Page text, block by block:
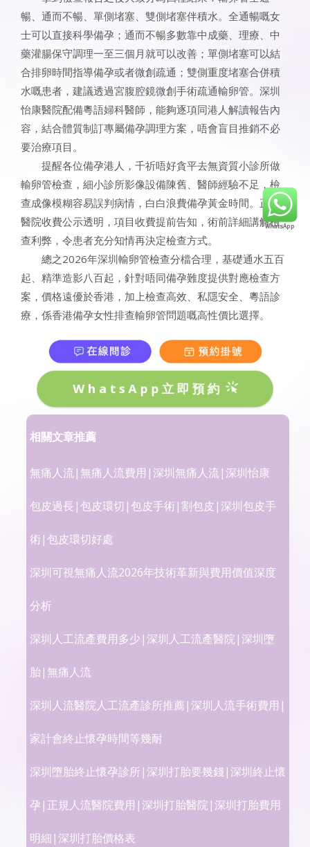
暢、通而不暢、單側堵塞、雙側堵塞伴積水。全通暢嘅女
士可以直接科學備孕；通而不暢多數靠中成藥、理療、中
藥灌腸保守調理一至三個月就可以改善；單側堵塞可以結
合排卵時間指導備孕或者微創疏通；雙側重度堵塞合併積
水嘅患者，建議透過宮腹腔鏡微創手術疏通輸卵管。深圳
怡康醫院配備粵語婦科醫師，能夠逐項同港人解讀報告內
容，結合體質制訂專屬備孕調理方案，唔會盲目推銷不必
要治療項目。
提醒各位備孕港人，千祈唔好貪平去無資質小診所做
輸卵管檢查，細小診所影像設備陳舊、醫師經驗不足，檢
查成像模糊容易誤判病情，白白浪費備孕黃金時間。正規
醫院收費公示透明，項目收費提前告知，術前詳細講解檢
查利弊，令患者充分知情再決定檢查方式。
總之2026年深圳輸卵管檢查分檔合理，基礎通水五百
起、精準造影八百起，針對唔同備孕難度提供對應檢查方
案，價格遠優於香港，加上檢查高效、私隱安全、粵語診
療，係香港備孕女性排查輸卵管問題嘅高性價比選擇。
WhatsApp立即預約
相關文章推薦
無痛人流|無痛人流費用|深圳無痛人流|深圳怡康
包皮過長|包皮環切|包皮手術|割包皮|深圳包皮手
術|包皮環切好處
深圳可視無痛人流2026年技術革新與費用價值深度
分析
深圳人工流產費用多少|深圳人工流產醫院|深圳墮
胎|無痛人流
深圳人流醫院人工流產診所推薦|深圳人流手術費用|
家計會終止懷孕時間等幾耐
深圳墮胎終止懷孕診所|深圳打胎要幾錢|深圳終止懷
孕|正規人流醫院費用|深圳打胎醫院|深圳打胎費用
明細|深圳打胎價格表